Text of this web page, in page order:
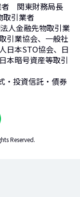
関東財務局長
取引業者
人金融先物取引業
引業協会、一般社
日本STO協会、日
本暗号資産等取引
・投資信託・債券
Reserved.